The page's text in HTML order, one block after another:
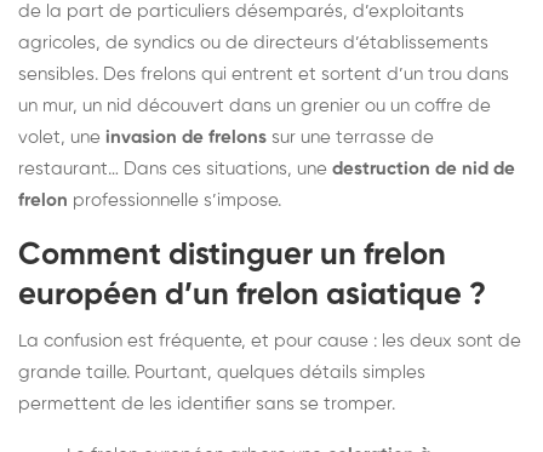
de la part de particuliers désemparés, d’exploitants
agricoles, de syndics ou de directeurs d’établissements
sensibles. Des frelons qui entrent et sortent d’un trou dans
un mur, un nid découvert dans un grenier ou un coffre de
volet, une invasion de frelons sur une terrasse de
restaurant… Dans ces situations, une destruction de nid de
frelon professionnelle s’impose.
Comment distinguer un frelon
européen d’un frelon asiatique ?
La confusion est fréquente, et pour cause : les deux sont de
grande taille. Pourtant, quelques détails simples
permettent de les identifier sans se tromper.